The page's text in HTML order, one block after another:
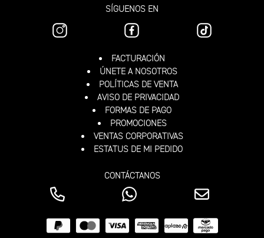
SÍGUENOS EN
FACTURACIÓN
ÚNETE A NOSOTROS
POLÍTICAS DE VENTA
AVISO DE PRIVACIDAD
FORMAS DE PAGO
PROMOCIONES
VENTAS CORPORATIVAS
ESTATUS DE MI PEDIDO
CONTÁCTANOS